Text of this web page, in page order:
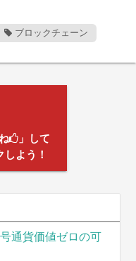
ブロックチェーン
」して
よう！
通貨価値ゼロの可